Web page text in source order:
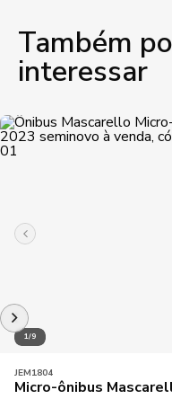
Também
interessar
1/9
JEM1804
Micro-ônibus